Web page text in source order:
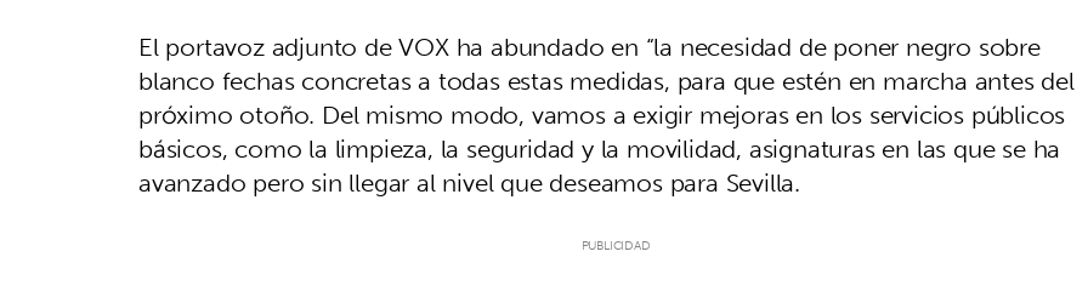
El portavoz adjunto de VOX ha abundado en “la necesidad de poner negro sobre
blanco fechas concretas a todas estas medidas, para que estén en marcha antes del
próximo otoño. Del mismo modo, vamos a exigir mejoras en los servicios públicos
básicos, como la limpieza, la seguridad y la movilidad, asignaturas en las que se ha
avanzado pero sin llegar al nivel que deseamos para Sevilla.